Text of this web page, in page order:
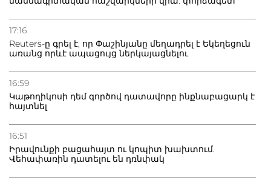
17:16
Reuters-ը գրել է, որ Փաշինյանը մեղադրել է Եկեղեցուն
առանց որևէ ապացույց ներկայացնելու
16:59
Կաթողիկոսի դեմ գործով դատավորը ինքնաբացարկ է
հայտնել
16:51
Իրավունքի բացահայտ ու կոպիտ խախտում.
Վեհափառին դատելու են դռնփակ
20.07.2026
Բաքվի բանտից գեներալ Մանուկյանը դիմել է
Փաշինյանին